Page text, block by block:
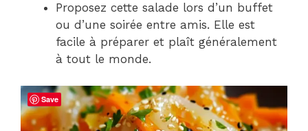
Proposez cette salade lors d’un buffet
ou d’une soirée entre amis. Elle est
facile à préparer et plaît généralement
à tout le monde.
Save